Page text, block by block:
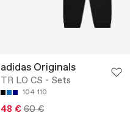
adidas Originals
TR LO CS - Sets
104 110
48 € 60 €